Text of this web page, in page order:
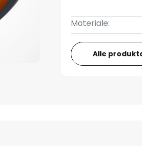
Materiale:
Alle